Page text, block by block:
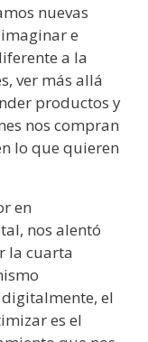
nuevas
e
a la
ver más allá
productos y
nos compran
lo que quieren
en
nos alentó
la cuarta
el
es el